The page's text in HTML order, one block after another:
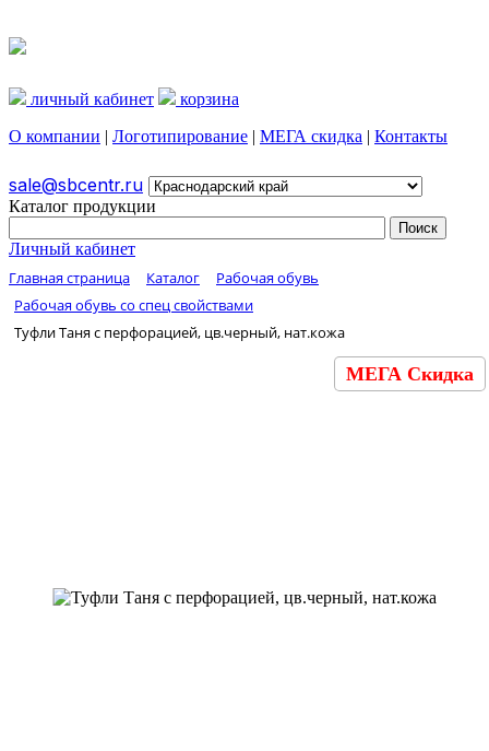
личный кабинет
корзина
О компании | Логотипирование | МЕГА скидка | Контакты
sale@sbcentr.ru
Каталог продукции
Личный кабинет
Главная страница Каталог
Рабочая обувь
Рабочая обувь со спец свойствами
Туфли Таня с перфорацией, цв.черный, нат.кожа
МЕГА Скидка